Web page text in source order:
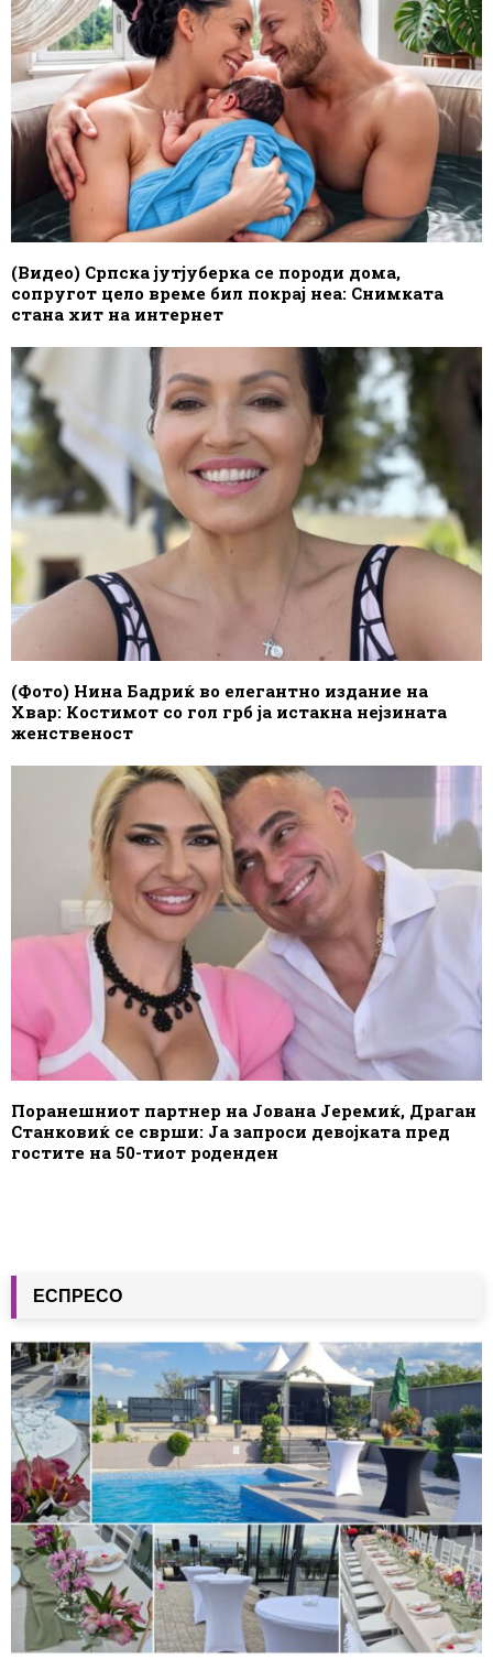
(Видео) Српска јутјуберка се породи дома,
сопругот цело време бил покрај неа: Снимката
стана хит на интернет
(Фото) Нина Бадриќ во елегантно издание на
Хвар: Костимот со гол грб ја истакна нејзината
женственост
Поранешниот партнер на Јована Јеремиќ, Драган
Станковиќ се сврши: Ја запроси девојката пред
гостите на 50-тиот роденден
ЕСПРЕСО